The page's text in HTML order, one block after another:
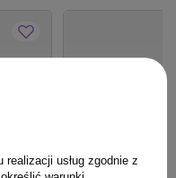
usług zgodnie z